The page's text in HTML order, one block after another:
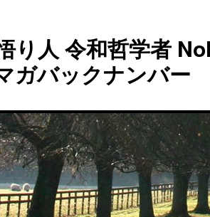
り人 令和哲学者
ガバックナンバー